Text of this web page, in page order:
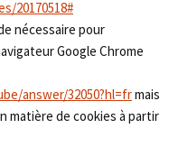
20170518#
nécessaire pour
Google Chrome
answer/32050?hl=frmais
matière de cookies à partir